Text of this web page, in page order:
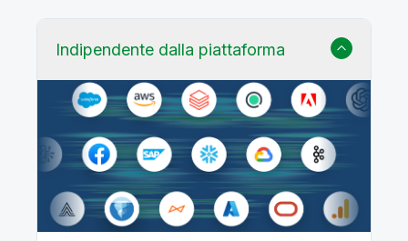
Indipendente dalla piattaforma